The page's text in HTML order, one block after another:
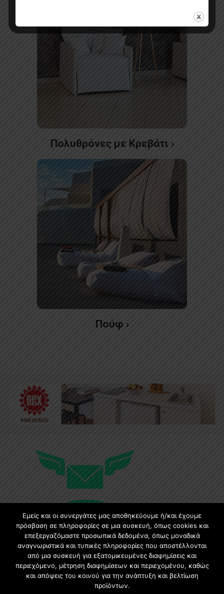
Πολυθρόνες με Κρεβάτι ›
Πούφ ›
Εγγραφή στο Newsletter
Γίνετε μέλος της μεγαλύτερης διαδικτυακής κοινότητας, ειδικά
για αρχιτέκτονες, σχεδιαστές και λάτρεις της κατασκευής και
Εμείς και οι συνεργάτες μας αποθηκεύουμε ή/και έχουμε
πρόσβαση σε πληροφορίες σε μια συσκευή, όπως cookies και
επεξεργαζόμαστε προσωπικά δεδομένα, όπως μοναδικά
αναγνωριστικά και τυπικές πληροφορίες που αποστέλλονται
από μια συσκευή για εξατομικευμένες διαφημίσεις και
περιεχόμενο, μέτρηση διαφημίσεων και περιεχομένου, καθώς
και απόψεις του κοινού για την ανάπτυξη και βελτίωση
προϊόντων.